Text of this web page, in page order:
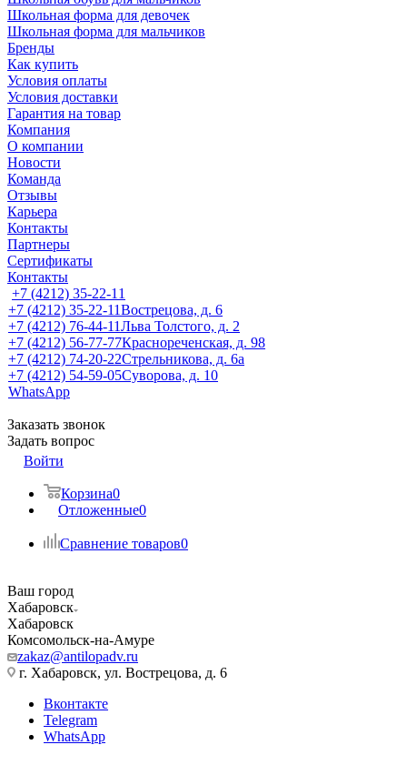
Школьная форма для девочек
Школьная форма для мальчиков
Бренды
Как купить
Условия оплаты
Условия доставки
Гарантия на товар
Компания
О компании
Новости
Команда
Отзывы
Карьера
Контакты
Партнеры
Сертификаты
Контакты
+7 (4212) 35-22-11
+7 (4212) 35-22-11Вострецова, д. 6
+7 (4212) 76-44-11Льва Толстого, д. 2
+7 (4212) 56-77-77Краснореченская, д. 98
+7 (4212) 74-20-22Стрельникова, д. 6а
+7 (4212) 54-59-05Суворова, д. 10
WhatsApp
Заказать звонок
Задать вопрос
Войти
Корзина0
Отложенные0
Сравнение товаров0
Ваш город
Хабаровск
Хабаровск
Комсомольск-на-Амуре
zakaz@antilopadv.ru
г. Хабаровск, ул. Вострецова, д. 6
Вконтакте
Telegram
WhatsApp